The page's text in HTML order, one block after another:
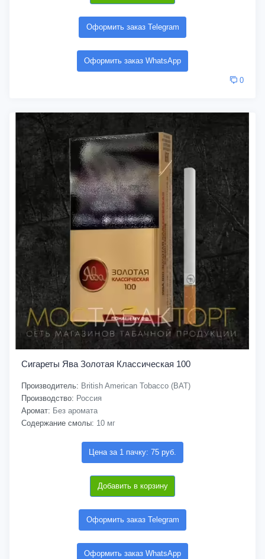
Оформить заказ Telegram
Оформить заказ WhatsApp
0
Сигареты Ява Золотая Классическая 100
Производитель: British American Tobacco (BAT)
Производство: Россия
Аромат: Без аромата
Содержание смолы: 10 мг
Цена за 1 пачку: 75 руб.
Добавить в корзину
Оформить заказ Telegram
Оформить заказ WhatsApp